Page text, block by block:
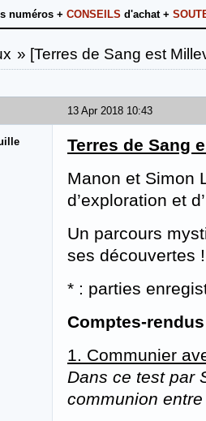
numéros + CONSEILS d'achat +
» [Terres de Sang est
13 Apr 2018 10:43
Terres de Sang
Manon et Simon
d’exploration et
Un parcours
ses découvertes !
* : parties
Comptes-
1. Communier
Dans ce test par
communion